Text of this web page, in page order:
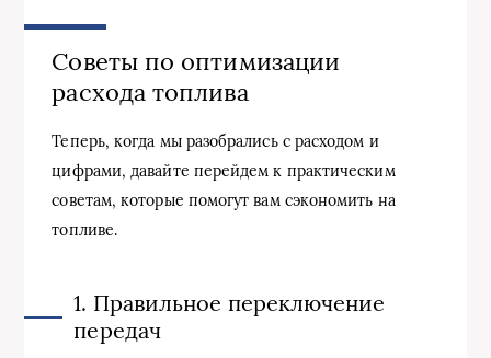
Советы по оптимизации
расхода топлива
Теперь, когда мы разобрались с расходом и
цифрами, давайте перейдем к практическим
советам, которые помогут вам сэкономить на
топливе.
1. Правильное переключение
передач